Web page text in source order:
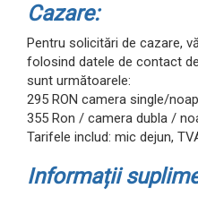
Cazare:
Pentru solicitări de cazare,
folosind datele de contact
sunt următoarele:
295 RON camera single/
355 Ron / camera dubla /
Tarifele includ: mic dejun,
Informații